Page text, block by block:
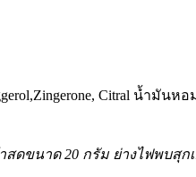
Citral น้ำมัน
ดขนาด 20 กรัม ย่างไฟพบสุ